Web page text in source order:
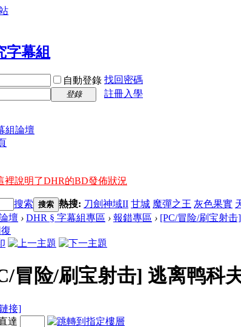
自動登錄 找回密碼
登錄
註冊入學
組論壇
裡說明了DHR的BD發佈狀況
搜索 搜索 熱搜: 刀劍神域II 甘城 魔彈之王 灰色果實
壇 › DHR § 字幕組專區 › 報錯專區 › [PC/冒险/刷宝射击
冒险/刷宝射击] 逃离鸭科
接]
達